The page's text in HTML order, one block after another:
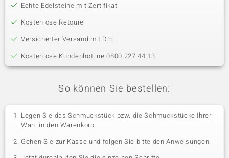
Echte Edelsteine mit Zertifikat
Kostenlose Retoure
Versicherter Versand mit DHL
Kostenlose Kundenhotline 0800 227 44 13
So können Sie bestellen:
Legen Sie das Schmuckstück bzw. die Schmuckstücke Ihrer
Wahl in den Warenkorb.
Gehen Sie zur Kasse und folgen Sie bitte den Anweisungen.